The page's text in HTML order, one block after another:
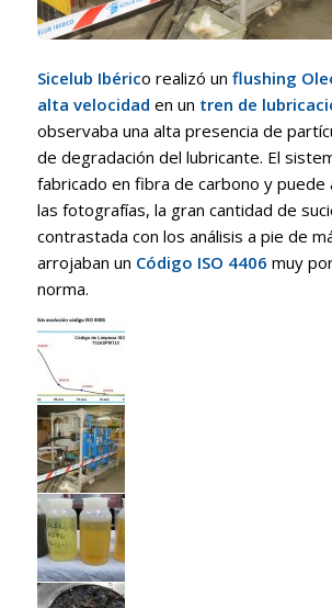
Sicelub Ibérico realizó un flushing
alta velocidad en un tren de
observaba una alta presencia de
de degradación del lubricante. El
fabricado en fibra de carbono y puede
las fotografías, la gran cantidad de
contrastada con los análisis a pie de
arrojaban un Código ISO 4406 muy
norma.